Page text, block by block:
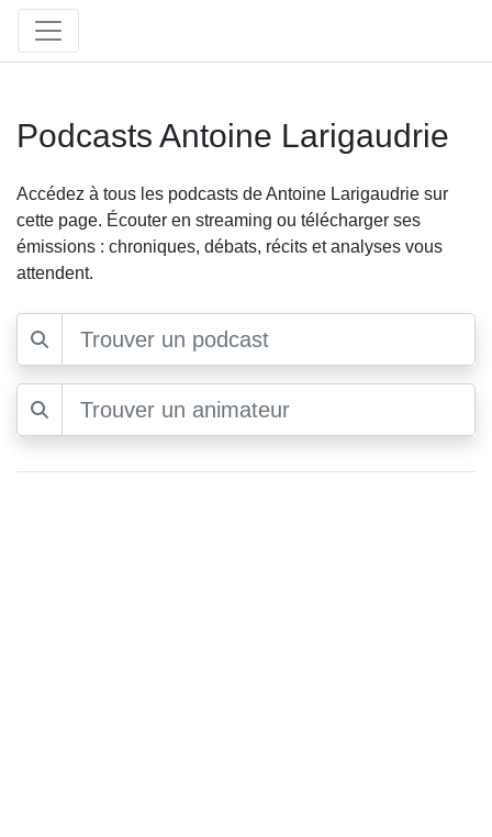
Podcasts Antoine Larigaudrie
Accédez à tous les podcasts de Antoine Larigaudrie sur
cette page. Écouter en streaming ou télécharger ses
émissions : chroniques, débats, récits et analyses vous
attendent.